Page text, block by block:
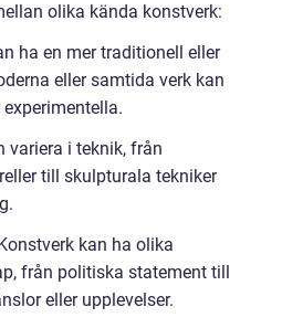
olika kända konstverk:
ha en mer traditionell eller
eller samtida verk kan
variera i teknik, från
till skulpturala tekniker
kan ha olika
från politiska statement till
eller upplevelser.